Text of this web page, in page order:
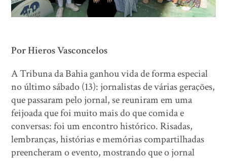
Por Hieros Vasconcelos
A Tribuna da Bahia ganhou vida de forma especial
no último sábado (13): jornalistas de várias gerações,
que passaram pelo jornal, se reuniram em uma
feijoada que foi muito mais do que comida e
conversas: foi um encontro histórico. Risadas,
lembranças, histórias e memórias compartilhadas
preencheram o evento, mostrando que o jornal